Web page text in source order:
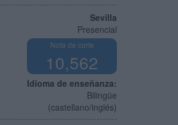
Sevilla
Presencial
Nota de corte
10,562
Idioma de enseñanza:
Bilingüe
(castellano/inglés)